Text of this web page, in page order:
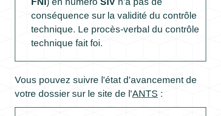
conséquence sur la validité du contrôle
technique. Le procès-verbal du contrôle
technique fait foi.
Vous pouvez suivre l'état d'avancement de
votre dossier sur le site de l'ANTS :